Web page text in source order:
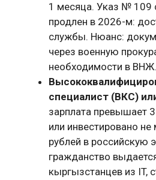
1 месяца. Указ № 109
продлен в 2026-м:
службы. Нюанс:
через военную
необходимости в ВНЖ.
специалист (ВКС)
зарплата превышает
или инвестировано
рублей в российскую
гражданство
кыргызстанцев из IT,